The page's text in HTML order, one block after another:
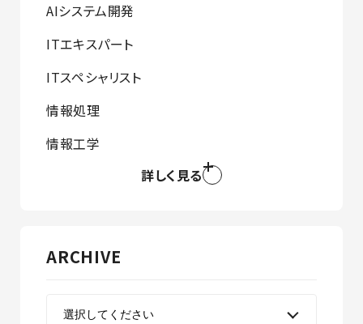
AIシステム開発
ITエキスパート
ITスペシャリスト
情報処理
情報工学
詳しく見る
ARCHIVE